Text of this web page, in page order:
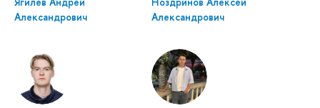
Александрович
Александрович